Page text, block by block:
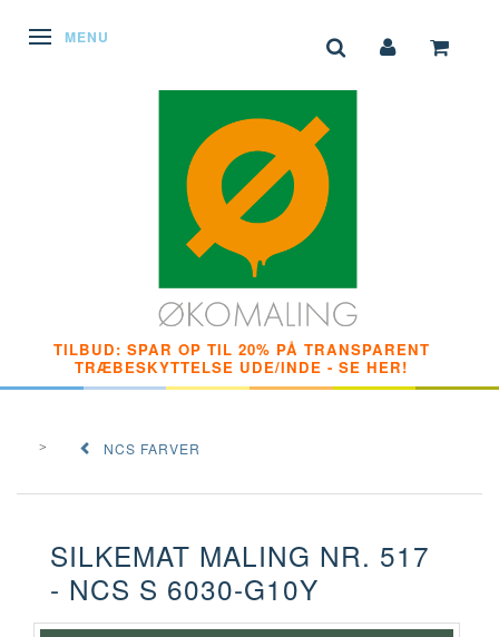
SKIFTE NAVIGATION
MENU
TILBUD: SPAR OP TIL 20% PÅ TRANSPARENT
TRÆBESKYTTELSE UDE/INDE - SE HER!
NCS FARVER
SILKEMAT MALING NR. 517
- NCS S 6030-G10Y